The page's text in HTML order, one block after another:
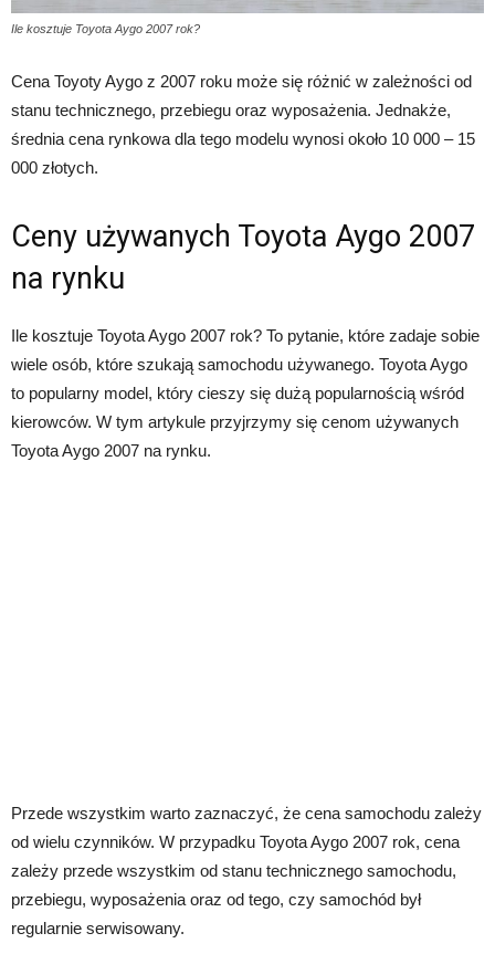
Ile kosztuje Toyota Aygo 2007 rok?
Cena Toyoty Aygo z 2007 roku może się różnić w zależności od
stanu technicznego, przebiegu oraz wyposażenia. Jednakże,
średnia cena rynkowa dla tego modelu wynosi około 10 000 – 15
000 złotych.
Ceny używanych Toyota Aygo 2007
na rynku
Ile kosztuje Toyota Aygo 2007 rok? To pytanie, które zadaje sobie
wiele osób, które szukają samochodu używanego. Toyota Aygo
to popularny model, który cieszy się dużą popularnością wśród
kierowców. W tym artykule przyjrzymy się cenom używanych
Toyota Aygo 2007 na rynku.
Przede wszystkim warto zaznaczyć, że cena samochodu zależy
od wielu czynników. W przypadku Toyota Aygo 2007 rok, cena
zależy przede wszystkim od stanu technicznego samochodu,
przebiegu, wyposażenia oraz od tego, czy samochód był
regularnie serwisowany.